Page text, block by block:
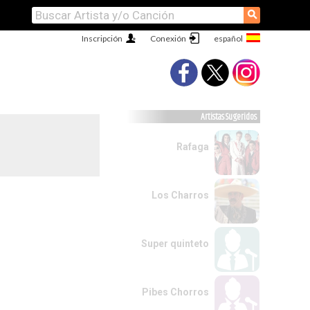
⚲
Conexión
Inscripción
Artistas Sugeridos
Rafaga
Los Charros
Super quinteto
Pibes Chorros